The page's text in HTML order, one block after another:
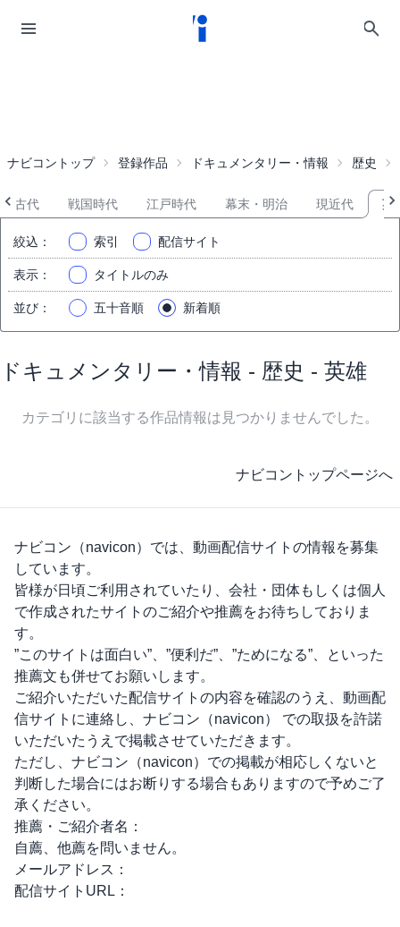
ナビコントップ 登録作品 ドキュメンタリー・情報 歴史
古代 戦国時代 江戸時代 幕末・明治 現近代 英
絞込 ： 索引 配信サイト
表示 ： タイトルのみ
並び ： 五十音順 新着順
ドキュメンタリー・情報 - 歴史 - 英雄
カテゴリに該当する作品情報は見つかりませんでした。
ナビコントップページへ
ナビコン（navicon） では、動画配信サイトの情報を募集
しています。
皆様が日頃ご利用されていたり、会社・団体もしくは個人
で作成されたサイトのご紹介や推薦をお待ちしておりま
す。
”このサイトは面白い”、”便利だ”、”ためになる”、といった
推薦文も併せてお願いします。
ご紹介いただいた配信サイトの内容を確認のうえ、動画配
信サイトに連絡し、 ナビコン（navicon）
での取扱を許諾
いただいたうえで掲載させていただきます。
ただし、 ナビコン（navicon） での掲載が相応しくないと
判断した場合にはお断りする場合もありますので予めご了
承ください。
推薦・ご紹介者名：
自薦、他薦を問いません。
メールアドレス：
配信サイトURL：